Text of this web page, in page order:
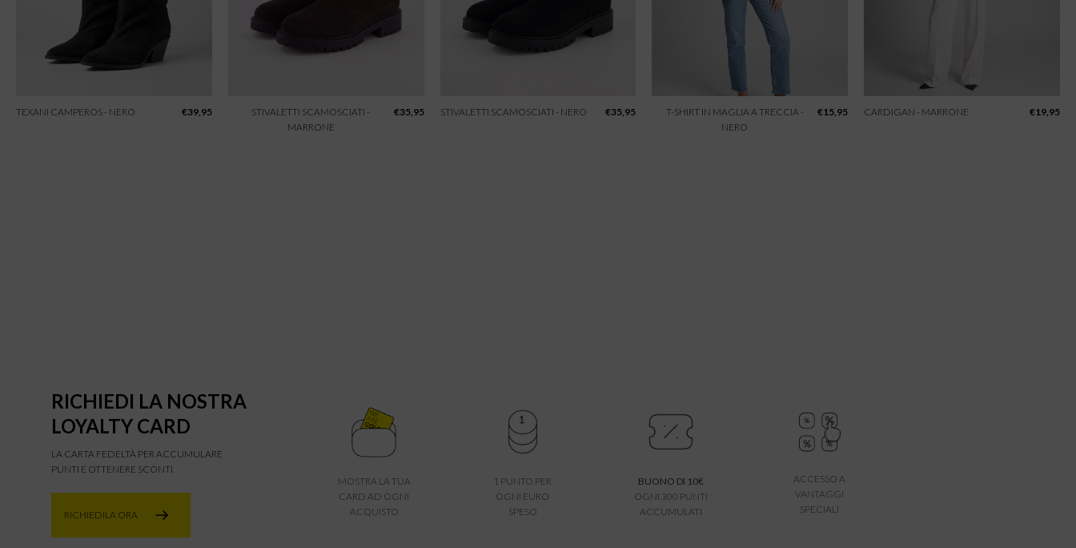
TEXANI CAMPEROS - NERO €39,95
STIVALETTI SCAMOSCIATI -
MARRONE
€35,95 STIVALETTI SCAMOSCIATI - NERO €35,95
T-SHIRT IN MAGLIA A TRECCIA -
NERO
€15,95 CARDIGAN - MARRONE €19,95
RICHIEDI LA NOSTRA
LOYALTY CARD
LA CARTA FEDELTÀ PER ACCUMULARE
PUNTI E OTTENERE SCONTI.
RICHIEDILA ORA
MOSTRA LA TUA
CARD AD OGNI
ACQUISTO
1 PUNTO PER
OGNI EURO
SPESO
BUONO DI 10€
OGNI 300 PUNTI
ACCUMULATI
ACCESSO A
VANTAGGI
SPECIALI